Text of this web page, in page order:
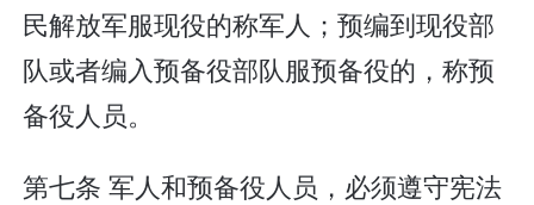
民解放军服现役的称军人；预编到现役部
队或者编入预备役部队服预备役的，称预
备役人员。
第七条 军人和预备役人员，必须遵守宪法